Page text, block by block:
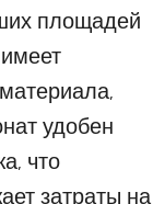
площадей
удобен
что
затраты на